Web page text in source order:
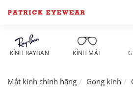
KÍNH RAYBAN KÍNH MÁT
Mắt kính chính hãng Gọng kính